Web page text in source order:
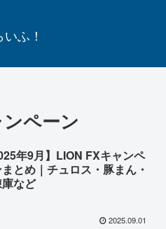
ふ！
ペーン
年9月】LION FXキャンペ
とめ｜チュロス・豚まん・
など
2025.09.01